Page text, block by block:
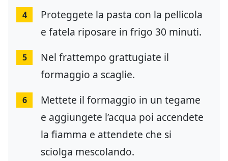
4
Proteggete la pasta con la pellicola
e fatela riposare in frigo 30 minuti.
5
Nel frattempo grattugiate il
formaggio a scaglie.
6
Mettete il formaggio in un tegame
e aggiungete l’acqua poi accendete
la fiamma e attendete che si
sciolga mescolando.